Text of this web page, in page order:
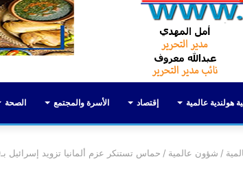
هولندية عالمية إقتصاد الأسرة والمجتمع الصحة
/ شؤون عالمية / حماس تستنكر عزم ألمانيا تزويد إسرائيل بـ10 آلاف قذيفة مدفعية